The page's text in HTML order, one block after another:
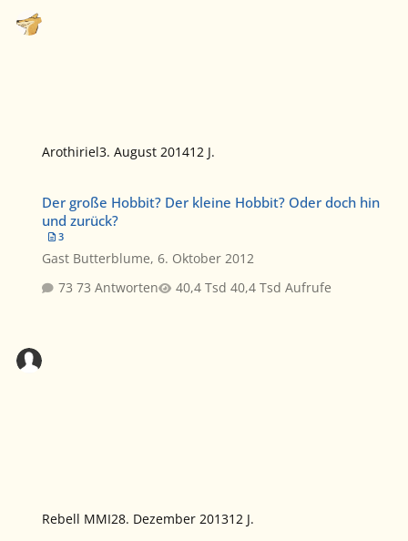
Arothiriel3. August 201412 J.
Der große Hobbit? Der kleine Hobbit? Oder doch hin
und zurück?
3
Gast Butterblume,6. Oktober 2012
73 Antworten
40,4 Tsd Aufrufe
Rebell MMI28. Dezember 201312 J.